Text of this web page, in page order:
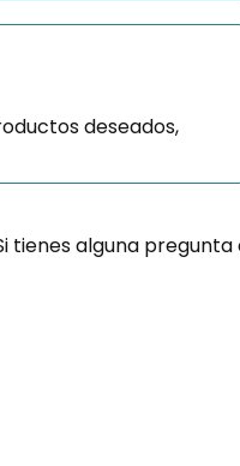
deseados,
tienes alguna